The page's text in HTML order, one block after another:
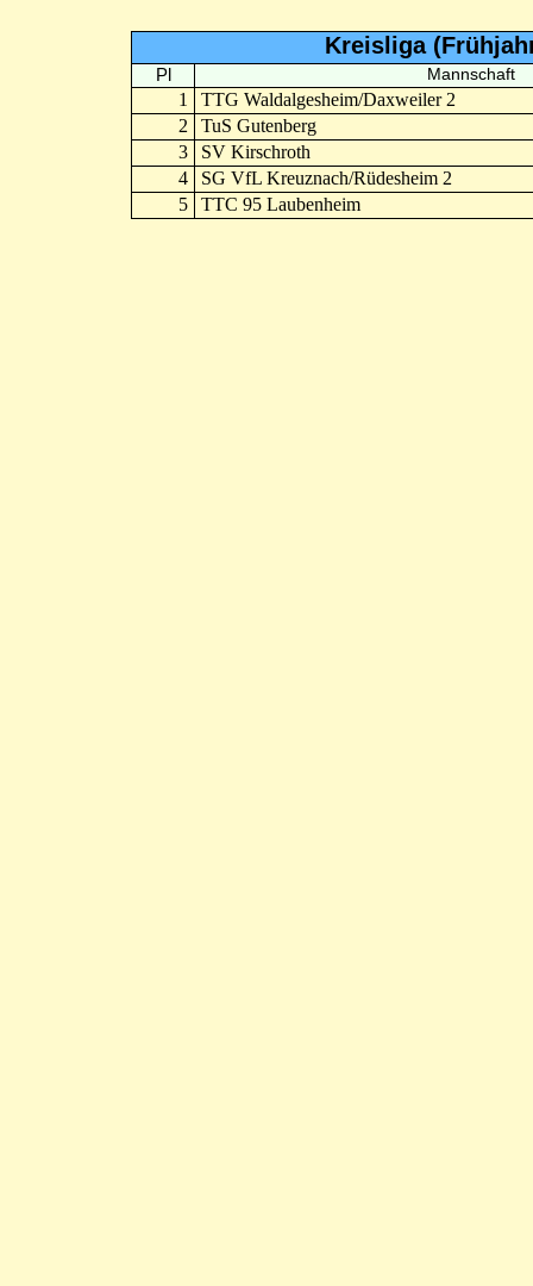
Kreisliga
Pl Mannschaft
1
TTG Waldalgesheim/Daxweiler 2
2
TuS Gutenberg
3
SV Kirschroth
4
SG VfL Kreuznach/Rüdesheim 2
5
TTC 95 Laubenheim